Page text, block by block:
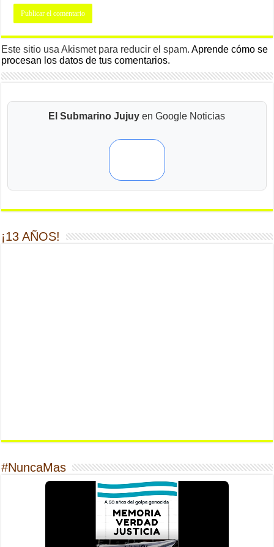
Este sitio usa Akismet para reducir el spam.Aprende cómo se
procesan los datos de tus comentarios.
El Submarino Jujuy en Google Noticias
¡13 AÑOS!
#NuncaMas